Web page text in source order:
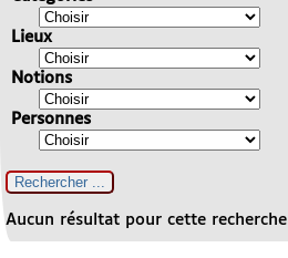
Lieux
Notions
Personnes
Aucun résultat pour cette recherche